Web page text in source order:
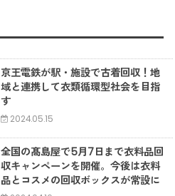
京王電鉄が駅・施設で古着回収！地
域と連携して衣類循環型社会を目指
す
2024.05.15
全国の髙島屋で5月7日まで衣料品回
収キャンペーンを開催。今後は衣料
品とコスメの回収ボックスが常設に